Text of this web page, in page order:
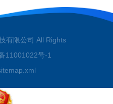
有限公司 All Rights
11001022号-1